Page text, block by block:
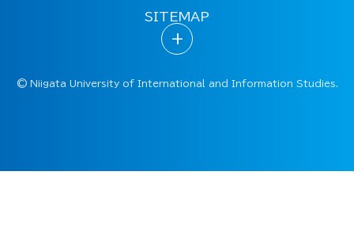
SITEMAP
+
©Niigata University of International and Information Studies.